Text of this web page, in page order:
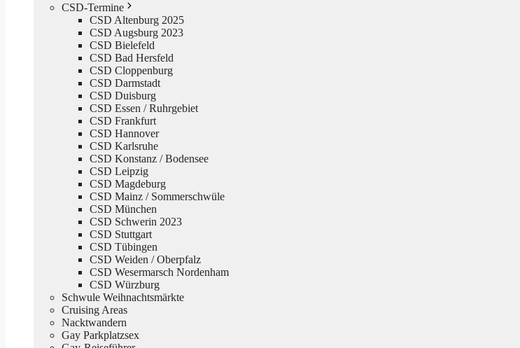
CSD-Termine
CSD Altenburg 2025
CSD Augsburg 2023
CSD Bielefeld
CSD Bad Hersfeld
CSD Cloppenburg
CSD Darmstadt
CSD Duisburg
CSD Essen / Ruhrgebiet
CSD Frankfurt
CSD Hannover
CSD Karlsruhe
CSD Konstanz / Bodensee
CSD Leipzig
CSD Magdeburg
CSD Mainz / Sommerschwüle
CSD München
CSD Schwerin 2023
CSD Stuttgart
CSD Tübingen
CSD Weiden / Oberpfalz
CSD Wesermarsch Nordenham
CSD Würzburg
Schwule Weihnachtsmärkte
Cruising Areas
Nacktwandern
Gay Parkplatzsex